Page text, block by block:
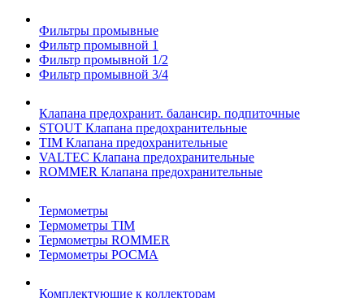
Фильтры промывные
Фильтр промывной 1
Фильтр промывной 1/2
Фильтр промывной 3/4
Клапана предохранит. балансир. подпиточные
STOUT Клапана предохранительные
TIM Клапана предохранительные
VALTEC Клапана предохранительные
ROMMER Клапана предохранительные
Термометры
Термометры TIM
Термометры ROMMER
Термометры РОСМА
Комплектующие к коллекторам